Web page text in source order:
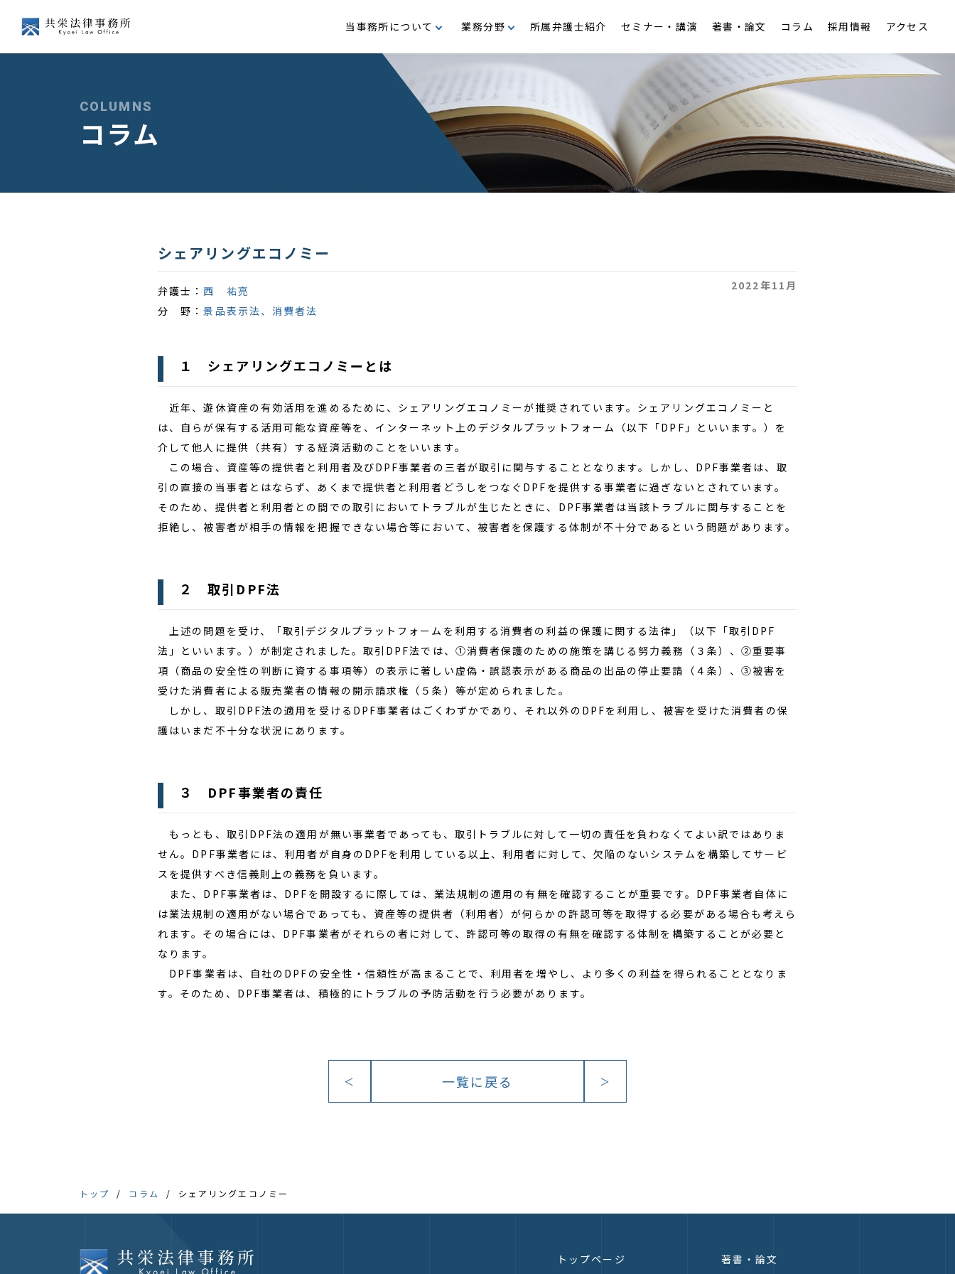
当事務所について
アクセス
業務分野
M＆A・企業再編 事業再生・倒産 行政 労働 知的財産
公益・メセナ活動
所属弁護士紹介 セミナー・講演 著書・論文 コラム 採用情報 アクセス
COLUMNS
コラム
シェアリングエコノミー
2022年11月
弁護士： 西 祐亮
分 野：景品表示法、消費者法
１ シェアリングエコノミーとは
近年、遊休資産の有効活用を進めるために、シェアリングエコノミーが推奨されています。シェアリングエコノミーと
は、自らが保有する活用可能な資産等を、インターネット上のデジタルプラットフォーム（以下「DPF」といいます。）を
介して他人に提供（共有）する経済活動のことをいいます。
この場合、資産等の提供者と利用者及びDPF事業者の三者が取引に関与することとなります。しかし、DPF事業者は、取
引の直接の当事者とはならず、あくまで提供者と利用者どうしをつなぐDPFを提供する事業者に過ぎないとされています。
そのため、提供者と利用者との間での取引においてトラブルが生じたときに、DPF事業者は当該トラブルに関与することを
拒絶し、被害者が相手の情報を把握できない場合等において、被害者を保護する体制が不十分であるという問題があります。
２ 取引DPF法
上述の問題を受け、「取引デジタルプラットフォームを利用する消費者の利益の保護に関する法律」（以下「取引DPF
法」といいます。）が制定されました。取引DPF法では、①消費者保護のための施策を講じる努力義務（３条）、②重要事
項（商品の安全性の判断に資する事項等）の表示に著しい虚偽・誤認表示がある商品の出品の停止要請（４条）、③被害を
受けた消費者による販売業者の情報の開示請求権（５条）等が定められました。
しかし、取引DPF法の適用を受けるDPF事業者はごくわずかであり、それ以外のDPFを利用し、被害を受けた消費者の保
護はいまだ不十分な状況にあります。
３ DPF事業者の責任
もっとも、取引DPF法の適用が無い事業者であっても、取引トラブルに対して一切の責任を負わなくてよい訳ではありま
せん。DPF事業者には、利用者が自身のDPFを利用している以上、利用者に対して、欠陥のないシステムを構築してサービ
スを提供すべき信義則上の義務を負います。
また、DPF事業者は、DPFを開設するに際しては、業法規制の適用の有無を確認することが重要です。DPF事業者自体に
は業法規制の適用がない場合であっても、資産等の提供者（利用者）が何らかの許認可等を取得する必要がある場合も考えら
れます。その場合には、DPF事業者がそれらの者に対して、許認可等の取得の有無を確認する体制を構築することが必要と
なります。
DPF事業者は、自社のDPFの安全性・信頼性が高まることで、利用者を増やし、より多くの利益を得られることとなりま
す。そのため、DPF事業者は、積極的にトラブルの予防活動を行う必要があります。
＜ 一覧に戻る ＞
トップ コラム シェアリングエコノミー
トップページ 著書・論文